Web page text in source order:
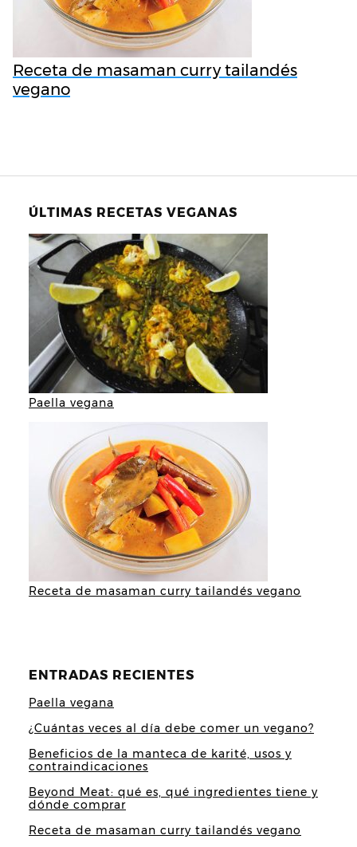
Receta de masaman curry tailandés
vegano
ÚLTIMAS RECETAS VEGANAS
Paella vegana
Receta de masaman curry tailandés vegano
ENTRADAS RECIENTES
Paella vegana
¿Cuántas veces al día debe comer un vegano?
Beneficios de la manteca de karité, usos y
contraindicaciones
Beyond Meat: qué es, qué ingredientes tiene y
dónde comprar
Receta de masaman curry tailandés vegano